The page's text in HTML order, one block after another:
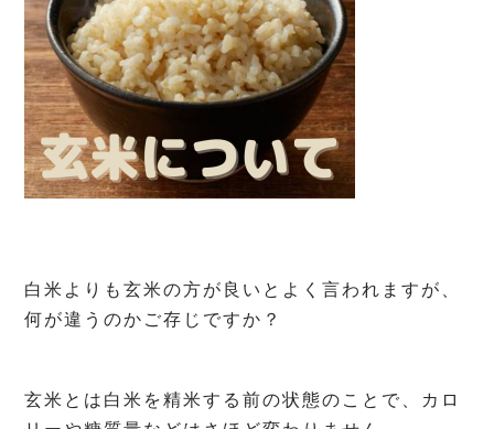
白米よりも玄米の方が良いとよく言われますが、
何が違うのかご存じですか？
玄米とは白米を精米する前の状態のことで、カロ